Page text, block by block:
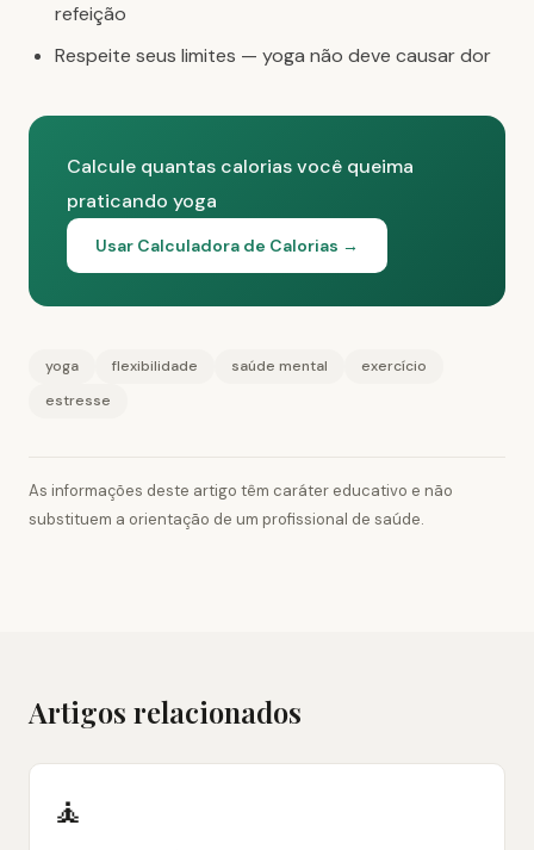
refeição
Respeite seus limites — yoga não deve causar dor
Calcule quantas calorias você queima
praticando yoga
Usar Calculadora de Calorias →
yoga flexibilidade saúde mental
exercício
estresse
As informações deste artigo têm caráter educativo e não
substituem a orientação de um profissional de saúde.
Artigos relacionados
🧘